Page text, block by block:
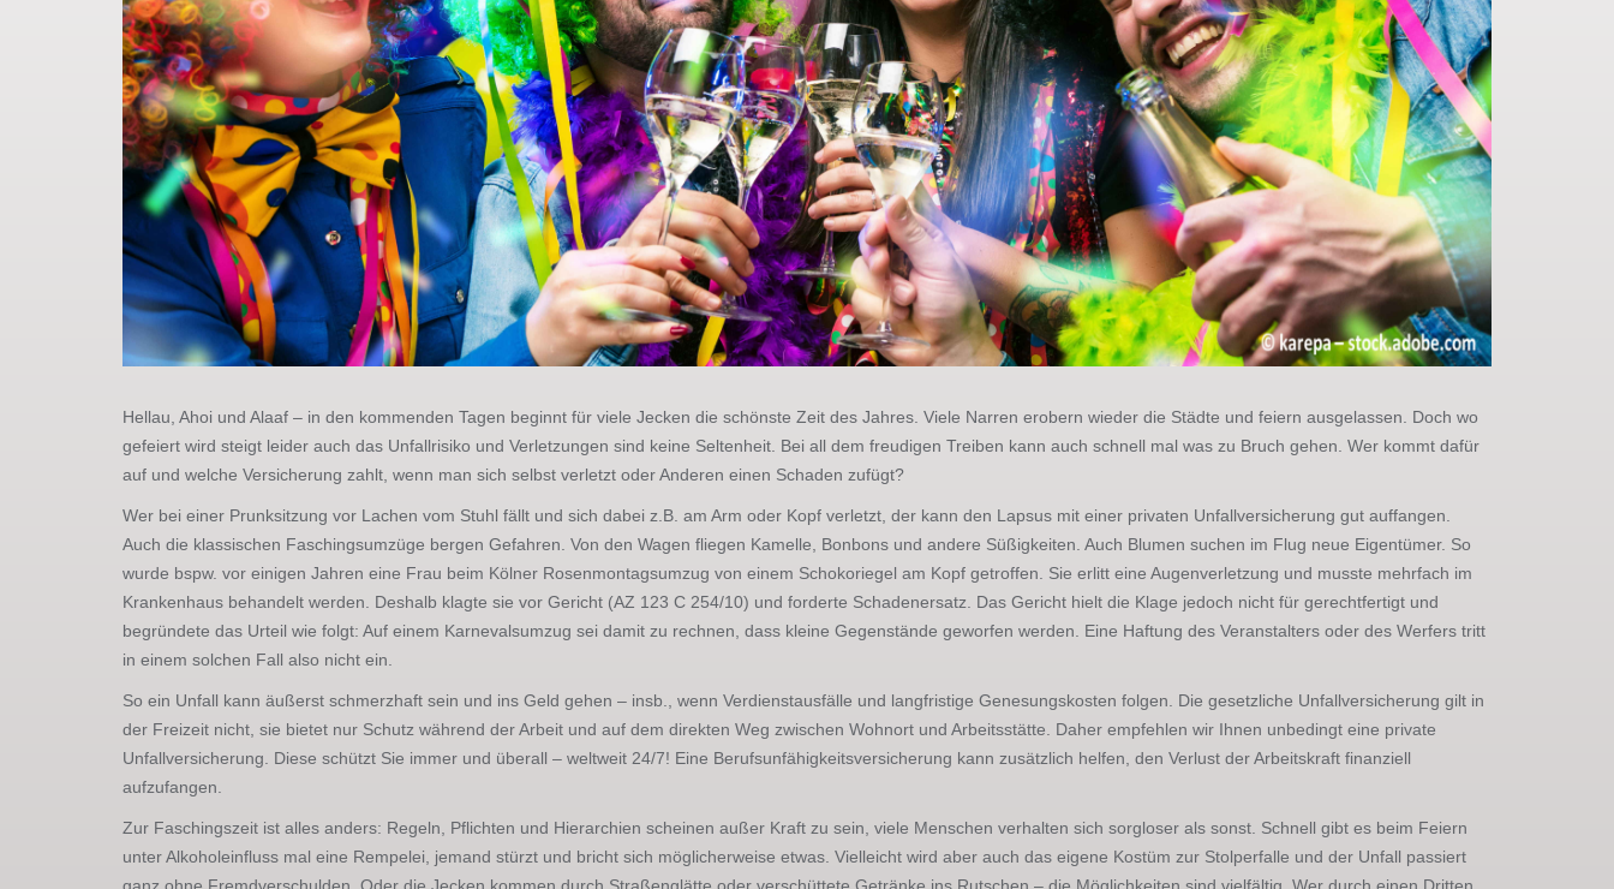
Hellau, Ahoi und Alaaf – in den kommenden Tagen beginnt für viele Jecken die schönste Zeit des Jahres. Viele Narren erobern wieder die Städte und feiern ausgelassen. Doch wo
gefeiert wird steigt leider auch das Unfallrisiko und Verletzungen sind keine Seltenheit. Bei all dem freudigen Treiben kann auch schnell mal was zu Bruch gehen. Wer kommt dafür
auf und welche Versicherung zahlt, wenn man sich selbst verletzt oder Anderen einen Schaden zufügt?
Wer bei einer Prunksitzung vor Lachen vom Stuhl fällt und sich dabei z.B. am Arm oder Kopf verletzt, der kann den Lapsus mit einer privaten Unfallversicherung gut auffangen.
Auch die klassischen Faschingsumzüge bergen Gefahren. Von den Wagen fliegen Kamelle, Bonbons und andere Süßigkeiten. Auch Blumen suchen im Flug neue Eigentümer. So
wurde bspw. vor einigen Jahren eine Frau beim Kölner Rosenmontagsumzug von einem Schokoriegel am Kopf getroffen. Sie erlitt eine Augenverletzung und musste mehrfach im
Krankenhaus behandelt werden. Deshalb klagte sie vor Gericht (AZ 123 C 254/10) und forderte Schadenersatz. Das Gericht hielt die Klage jedoch nicht für gerechtfertigt und
begründete das Urteil wie folgt: Auf einem Karnevalsumzug sei damit zu rechnen, dass kleine Gegenstände geworfen werden. Eine Haftung des Veranstalters oder des Werfers tritt
in einem solchen Fall also nicht ein.
So ein Unfall kann äußerst schmerzhaft sein und ins Geld gehen – insb., wenn Verdienstausfälle und langfristige Genesungskosten folgen. Die gesetzliche Unfallversicherung gilt in
der Freizeit nicht, sie bietet nur Schutz während der Arbeit und auf dem direkten Weg zwischen Wohnort und Arbeitsstätte. Daher empfehlen wir Ihnen unbedingt eine private
Unfallversicherung. Diese schützt Sie immer und überall – weltweit 24/7! Eine Berufsunfähigkeitsversicherung kann zusätzlich helfen, den Verlust der Arbeitskraft finanziell
aufzufangen.
Zur Faschingszeit ist alles anders: Regeln, Pflichten und Hierarchien scheinen außer Kraft zu sein, viele Menschen verhalten sich sorgloser als sonst. Schnell gibt es beim Feiern
unter Alkoholeinfluss mal eine Rempelei, jemand stürzt und bricht sich möglicherweise etwas. Vielleicht wird aber auch das eigene Kostüm zur Stolperfalle und der Unfall passiert